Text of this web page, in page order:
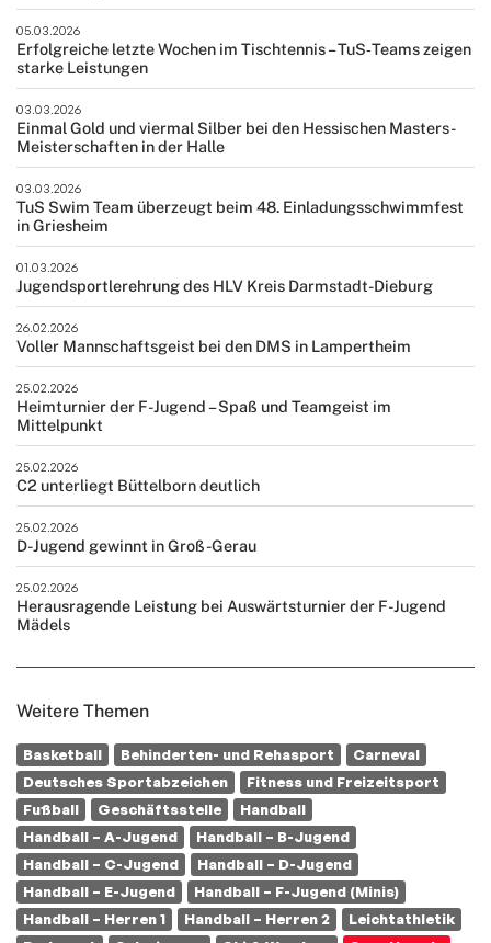
05.03.2026
Erfolgreiche letzte Wochen im Tischtennis – TuS‑Teams zeigen
starke Leistungen
03.03.2026
Einmal Gold und viermal Silber bei den Hessischen Masters-
Meisterschaften in der Halle
03.03.2026
TuS Swim Team überzeugt beim 48. Einladungsschwimmfest
in Griesheim
01.03.2026
Jugendsportlerehrung des HLV Kreis Darmstadt-Dieburg
26.02.2026
Voller Mannschaftsgeist bei den DMS in Lampertheim
25.02.2026
Heimturnier der F-Jugend – Spaß und Teamgeist im
Mittelpunkt
25.02.2026
C2 unterliegt Büttelborn deutlich
25.02.2026
D-Jugend gewinnt in Groß-Gerau
25.02.2026
Herausragende Leistung bei Auswärtsturnier der F-Jugend
Mädels
Weitere Themen
Basketball Behinderten- und Rehasport
Carneval
Deutsches Sportabzeichen
Fitness und Freizeitsport
Fußball
Geschäftsstelle
Handball
Handball – A-Jugend
Handball – B-Jugend
Handball – C-Jugend
Handball – D-Jugend
Handball – E-Jugend
Handball – F-Jugend (Minis)
Handball – Herren 1
Handball – Herren 2
Leichtathletik